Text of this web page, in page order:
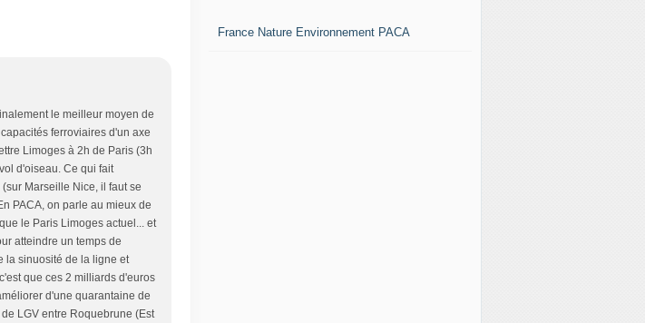
le meilleur moyen de
ferroviaires d'un axe
Limoges à 2h de Paris (3h
d'oiseau. Ce qui fait
Marseille Nice, il faut se
PACA, on parle au mieux de
le Paris Limoges actuel... et
atteindre un temps de
la sinuosité de la ligne et
que ces 2 milliards d'euros
d'une quarantaine de
LGV entre Roquebrune (Est
France Nature Environnement PACA